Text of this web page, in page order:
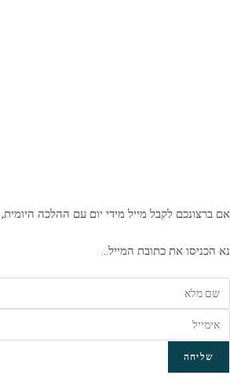
אם ברצונכם לקבל מייל מידי יום עם ההלכה היומית,
נא הכניסו את כתובת המייל…
שליחה